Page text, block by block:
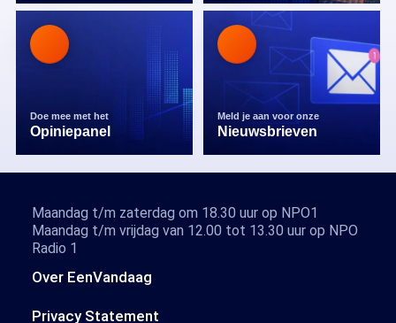
Doe mee met het
Opiniepanel
Meld je aan voor onze
Nieuwsbrieven
Over EenVandaag
Privacy Statement
Maandag t/m zaterdag om 18.30 uur op NPO1
Maandag t/m vrijdag van 12.00 tot 13.30 uur op NPO
Radio 1